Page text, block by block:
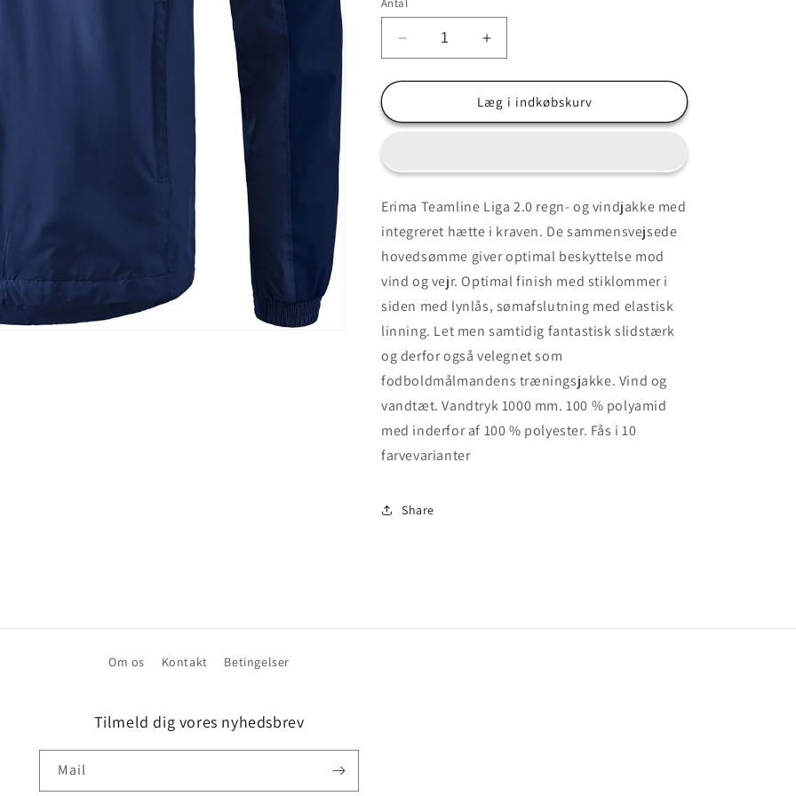
Antal
Reducer
antallet
for
str.
TEAM
vind-
og
vandtæt
Øg
antallet
for
Outlet
str.
TEAM
vind-
og
vandtæt
Læg i indkøbskurv
Erima Teamline Liga 2.0 regn- og vindjakke med
integreret hætte i kraven. De sammensvejsede
hovedsømme giver optimal beskyttelse mod
vind og vejr. Optimal finish med stiklommer i
siden med lynlås, sømafslutning med elastisk
linning. Let men samtidig fantastisk slidstærk
og derfor også velegnet som
fodboldmålmandens træningsjakke. Vind og
vandtæt. Vandtryk 1000 mm. 100 % polyamid
med inderfor af 100 % polyester. Fås i 10
farvevarianter
Share
Om os Kontakt Betingelser
Tilmeld dig vores nyhedsbrev
Mail